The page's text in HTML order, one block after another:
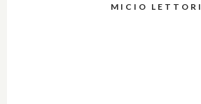
MICIO LETTORI